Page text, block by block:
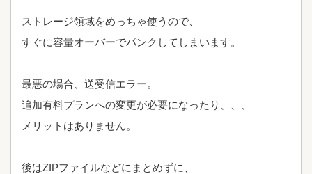
ストレージ領域をめっちゃ使うので、
すぐに容量オーバーでパンクしてしまいます。
最悪の場合、送受信エラー。
追加有料プランへの変更が必要になったり、、、
メリットはありません。
後はZIPファイルなどにまとめずに、